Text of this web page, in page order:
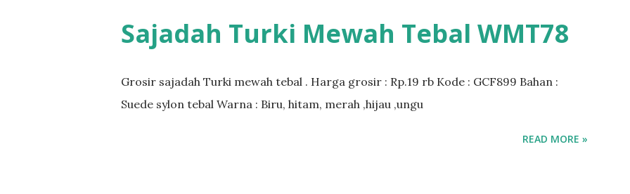
Sajadah Turki Mewah Tebal WMT78
Grosir sajadah Turki mewah tebal . Harga grosir : Rp.19 rb Kode : GCF899 Bahan :
Suede sylon tebal Warna : Biru, hitam, merah ,hijau ,ungu
READ MORE »